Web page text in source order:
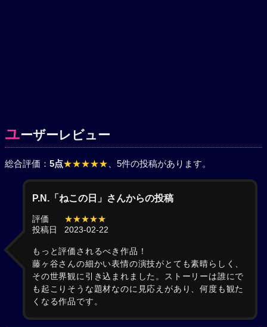
ユーザーレビュー
総合評価： 5点★★★★★ 、5件の投稿があります。
P.N.「ねこの日」さんからの投稿
評価
★★★★★
投稿日
2023-02-22
もっと評価されるべき作品！
藤ヶ谷さんの細かい表情の演技がとても素晴らしく、
その世界観に引き込まれました。ストーリーは誰にで
も起こりそうな題材なのに見応えがあり、何度も観た
くなる作品です。